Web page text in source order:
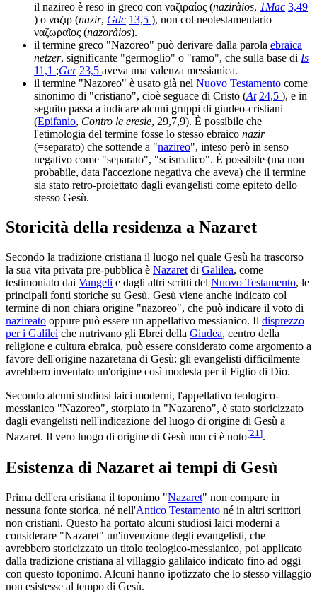
il nazireo è reso in greco con ναζιραίος (naziràios, 1Mac 3,49
) o ναζιρ (nazir, Gdc 13,5 ), non col neotestamentario
ναζωραῖος (nazoràios).
il termine greco "Nazoreo" può derivare dalla parola ebraica
netzer, significante "germoglio" o "ramo", che sulla base di Is
11,1 ;Ger 23,5 aveva una valenza messianica.
il termine "Nazoreo" è usato già nel Nuovo Testamento come
sinonimo di "cristiano", cioè seguace di Cristo (At 24,5 ), e in
seguito passa a indicare alcuni gruppi di giudeo-cristiani
(Epifanio, Contro le eresie, 29,7,9). È possibile che
l'etimologia del termine fosse lo stesso ebraico nazir
(=separato) che sottende a "nazireo", inteso però in senso
negativo come "separato", "scismatico". È possibile (ma non
probabile, data l'accezione negativa che aveva) che il termine
sia stato retro-proiettato dagli evangelisti come epiteto dello
stesso Gesù.
Storicità della residenza a Nazaret
Secondo la tradizione cristiana il luogo nel quale Gesù ha trascorso
la sua vita privata pre-pubblica è Nazaret di Galilea, come
testimoniato dai Vangeli e dagli altri scritti del Nuovo Testamento, le
principali fonti storiche su Gesù. Gesù viene anche indicato col
termine di non chiara origine "nazoreo", che può indicare il voto di
nazireato oppure può essere un appellativo messianico. Il disprezzo
per i Galilei che nutrivano gli Ebrei della Giudea, centro della
religione e cultura ebraica, può essere considerato come argomento a
favore dell'origine nazaretana di Gesù: gli evangelisti difficilmente
avrebbero inventato un'origine così modesta per il Figlio di Dio.
Secondo alcuni studiosi laici moderni, l'appellativo teologico-
messianico "Nazoreo", storpiato in "Nazareno", è stato storicizzato
dagli evangelisti nell'indicazione del luogo di origine di Gesù a
Nazaret. Il vero luogo di origine di Gesù non ci è noto[21].
Esistenza di Nazaret ai tempi di Gesù
Prima dell'era cristiana il toponimo "Nazaret" non compare in
nessuna fonte storica, né nell'Antico Testamento né in altri scrittori
non cristiani. Questo ha portato alcuni studiosi laici moderni a
considerare "Nazaret" un'invenzione degli evangelisti, che
avrebbero storicizzato un titolo teologico-messianico, poi applicato
dalla tradizione cristiana al villaggio galilaico indicato fino ad oggi
con questo toponimo. Alcuni hanno ipotizzato che lo stesso villaggio
non esistesse al tempo di Gesù.